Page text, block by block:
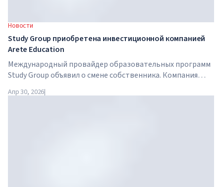
Новости
Study Group приобретена инвестиционной компанией
Arete Education
Международный провайдер образовательных программ
Study Group объявил о смене собственника. Компания
структурой в сфере высшего образования, созданной
Апр 30, 2026|